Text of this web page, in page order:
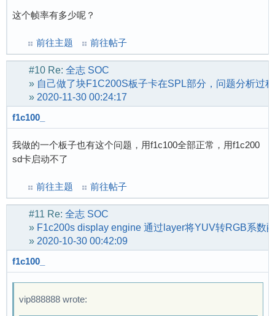
这个帧率有多少呢？
前往主题 前往帖子
#10 Re: 全志 SOC
» 自己做了块F1C200S板子卡在SPL部分，问题分析过程
» 2020-11-30 00:24:17
f1c100_
我做的一个板子也有这个问题，用f1c100全部正常，用f1c200
sd卡启动不了
前往主题 前往帖子
#11 Re: 全志 SOC
» F1c200s display engine 通过layer将YUV转RGB系数
» 2020-10-30 00:42:09
f1c100_
vip888888 wrote: